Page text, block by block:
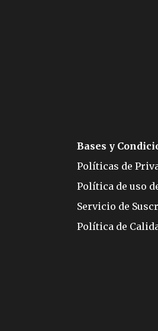
Bases y
Políticas de
Política de uso
Servicio de
Política de